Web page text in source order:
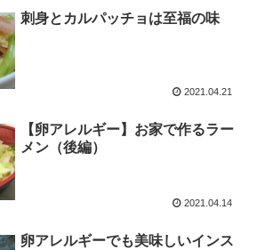
刺身とカルパッチョは至福の味
2021.04.21
【卵アレルギー】お家で作るラー
メン（後編）
2021.04.14
卵アレルギーでも美味しいインス